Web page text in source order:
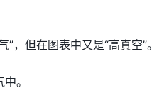
，但在图表中又是“高真空”。
。